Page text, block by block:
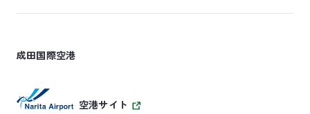
成田国際空港
空港サイト